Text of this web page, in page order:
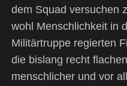
dem Squad versuchen
wohl Menschlichkeit in
Militärtruppe regierten
die bislang recht
menschlicher und vor